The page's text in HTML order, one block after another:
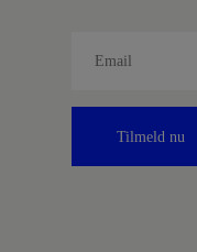
Tilmeld nu